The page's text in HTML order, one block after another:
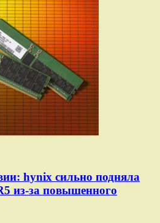
hynix сильно подняла
из-за повышенного